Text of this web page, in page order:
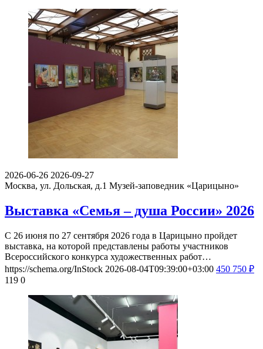
2026-06-26 2026-09-27
Москва, ул. Дольская, д.1 Музей-заповедник «Царицыно»
Выставка «Семья – душа России» 2026
С 26 июня по 27 сентября 2026 года в Царицыно пройдет
выставка, на которой представлены работы участников
Всероссийского конкурса художественных работ…
https://schema.org/InStock 2026-08-04T09:39:00+03:00 450 750 ₽
119 0